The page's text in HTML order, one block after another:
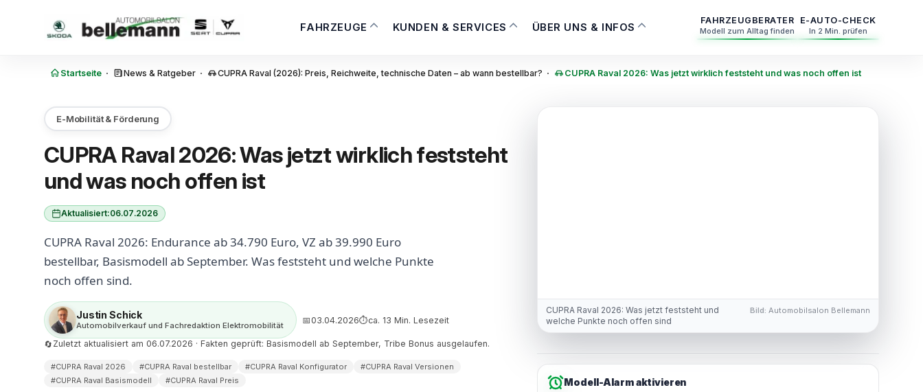
FAHRZEUGE KUNDEN & SERVICES ÜBER UNS & INFOS
FAHRZEUGBERATER
Modell zum Alltag finden
E-AUTO-CHECK
In 2 Min. prüfen
Startseite · News & Ratgeber · CUPRA Raval (2026): Preis, Reichweite, technische Daten – ab wann bestellbar? · CUPRA Raval 2026: Was jetzt wirklich feststeht und was noch offen ist
E-Mobilität & Förderung
CUPRA Raval 2026: Was jetzt wirklich feststeht
und was noch offen ist
Aktualisiert:06.07.2026
CUPRA Raval 2026: Endurance ab 34.790 Euro, VZ ab 39.990 Euro
bestellbar, Basismodell ab September. Was feststeht und welche Punkte
noch offen sind.
Justin Schick
Automobilverkauf und Fachredaktion Elektromobilität 📅 03.04.2026⏱ca. 13 Min. Lesezeit
🔄 Zuletzt aktualisiert am 06.07.2026 · Fakten geprüft: Basismodell ab September, Tribe Bonus ausgelaufen.
#CUPRA Raval 2026 #CUPRA Raval bestellbar #CUPRA Raval Konfigurator
#CUPRA Raval Versionen
#CUPRA Raval Basismodell
#CUPRA Raval Preis
CUPRA Raval 2026: Was jetzt feststeht und
welche Punkte noch offen sind
Bild: Automobilsalon Bellemann
Modell-Alarm aktivieren